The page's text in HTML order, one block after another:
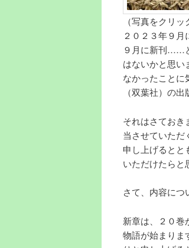
（写真をクリ
２０２３年９
９月に新刊……
はないかと思い
なかったことに
（双葉社）の
それはさておき
当させていただ
申し上げるとと
いただけたらと
さて、内容に
新章は、２０巻
物語が始まりま